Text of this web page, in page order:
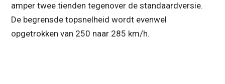
amper twee tienden tegenover de standaardversie.
De begrensde topsnelheid wordt evenwel
opgetrokken van 250 naar 285 km/h.